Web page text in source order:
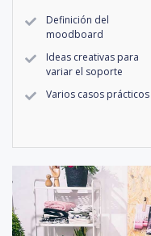
Definición del
moodboard
Ideas creativas para
variar el soporte
Varios casos prácticos